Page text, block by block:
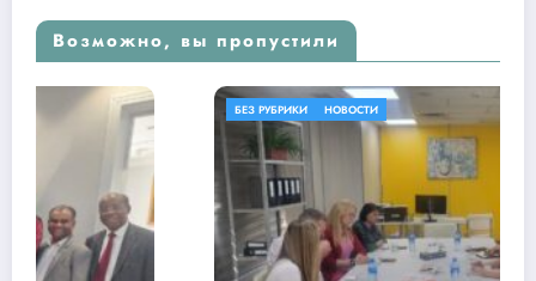
Возможно, вы пропустили
БЕЗ РУБРИКИ